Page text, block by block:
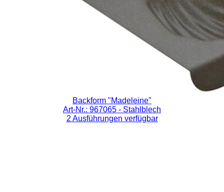
Backform "Madeleine"
Art-Nr.: 967065 - Stahlblech
2 Ausführungen verfügbar